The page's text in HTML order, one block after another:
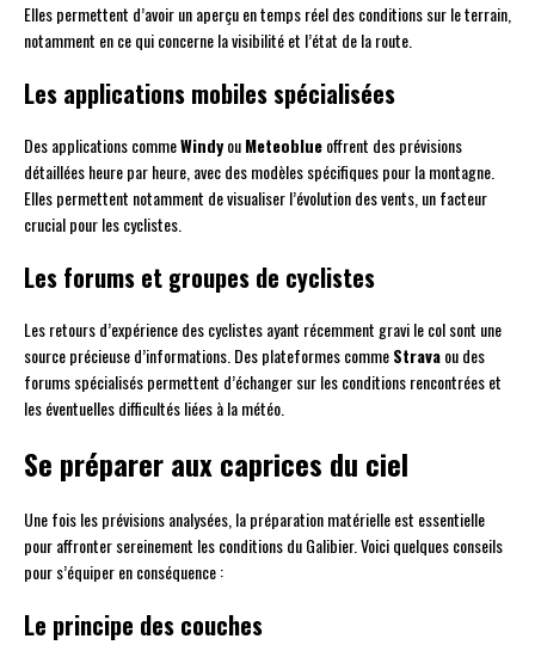
Elles permettent d’avoir un aperçu en temps réel des conditions sur le terrain,
notamment en ce qui concerne la visibilité et l’état de la route.
Les applications mobiles spécialisées
Des applications commeWindyouMeteoblueoffrent des prévisions
détaillées heure par heure, avec des modèles spécifiques pour la montagne.
Elles permettent notamment de visualiser l’évolution des vents, un facteur
crucial pour les cyclistes.
Les forums et groupes de cyclistes
Les retours d’expérience des cyclistes ayant récemment gravi le col sont une
source précieuse d’informations. Des plateformes commeStravaou des
forums spécialisés permettent d’échanger sur les conditions rencontrées et
les éventuelles difficultés liées à la météo.
Se préparer aux caprices du ciel
Une fois les prévisions analysées, la préparation matérielle est essentielle
pour affronter sereinement les conditions du Galibier. Voici quelques conseils
pour s’équiper en conséquence :
Le principe des couches